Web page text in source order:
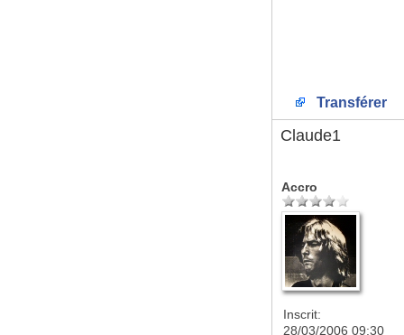
Transférer
Claude1
Accro
Inscrit:
28/03/2006 09:30